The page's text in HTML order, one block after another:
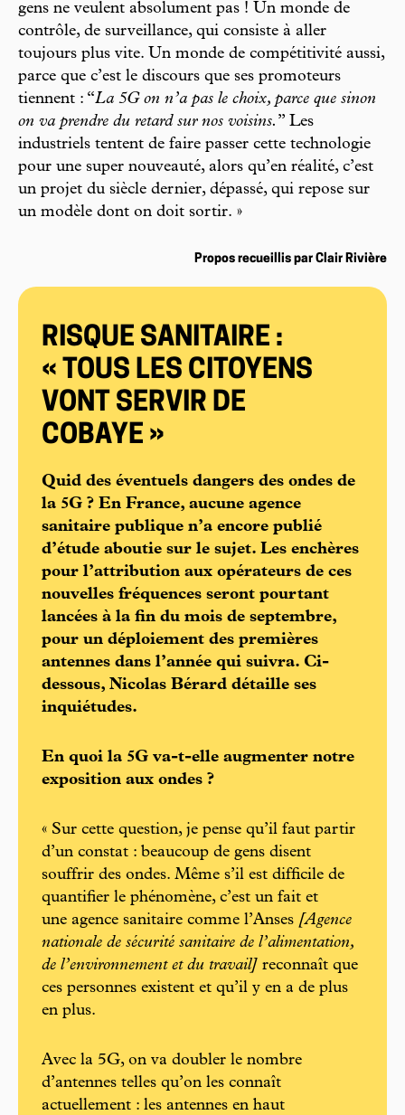
gens ne veulent absolument pas ! Un monde de
contrôle, de surveillance, qui consiste à aller
toujours plus vite. Un monde de compétitivité aussi,
parce que c’est le discours que ses promoteurs
tiennent : “La 5G on n’a pas le choix, parce que sinon
on va prendre du retard sur nos voisins. ” Les
industriels tentent de faire passer cette technologie
pour une super nouveauté, alors qu’en réalité, c’est
un projet du siècle dernier, dépassé, qui repose sur
un modèle dont on doit sortir. »
Propos recueillis par Clair Rivière
RISQUE SANITAIRE :
« TOUS LES CITOYENS
VONT SERVIR DE
COBAYE »
Quid des éventuels dangers des ondes de
la 5G ? En France, aucune agence
sanitaire publique n’a encore publié
d’étude aboutie sur le sujet. Les enchères
pour l’attribution aux opérateurs de ces
nouvelles fréquences seront pourtant
lancées à la fin du mois de septembre,
pour un déploiement des premières
antennes dans l’année qui suivra. Ci-
dessous, Nicolas Bérard détaille ses
inquiétudes.
En quoi la 5G va-t-elle augmenter notre
exposition aux ondes ?
« Sur cette question, je pense qu’il faut partir
d’un constat : beaucoup de gens disent
souffrir des ondes. Même s’il est difficile de
quantifier le phénomène, c’est un fait et
une agence sanitaire comme l’Anses [Agence
nationale de sécurité sanitaire de l’alimentation,
de l’environnement et du travail] reconnaît que
ces personnes existent et qu’il y en a de plus
en plus.
Avec la 5G, on va doubler le nombre
d’antennes telles qu’on les connaît
actuellement : les antennes en haut